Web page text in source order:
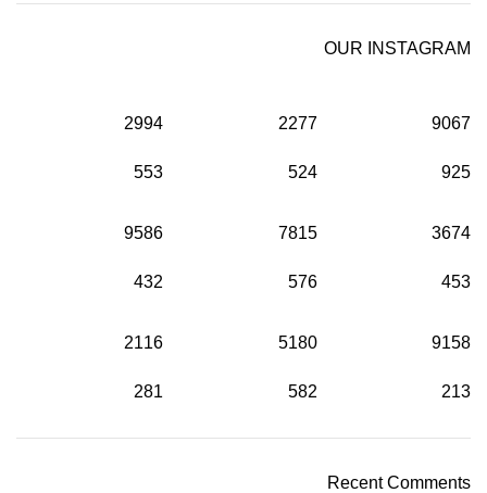
OUR INSTAGRAM
9067
925
2277
524
2994
553
3674
453
7815
576
9586
432
9158
213
5180
582
2116
281
Recent Comments